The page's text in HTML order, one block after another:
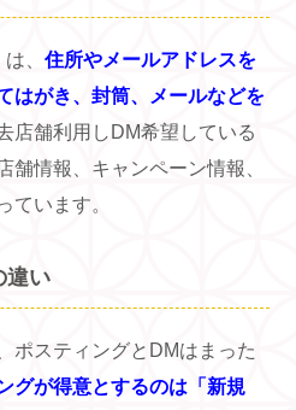
、 住所やメールアドレスを
はがき、封筒、メールなどを
店舗利用し DM希望している
舗情報、キャンペーン情報、
ています。
違い
ポスティングと DMはまった
グが得意とするのは「新規